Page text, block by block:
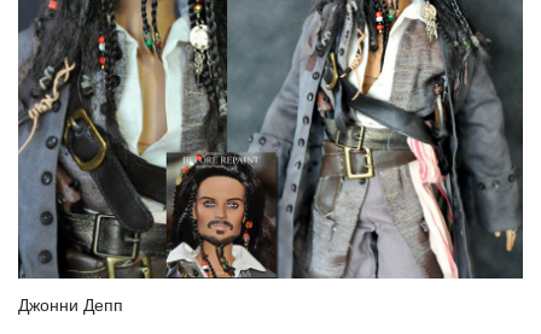
Джонни Депп